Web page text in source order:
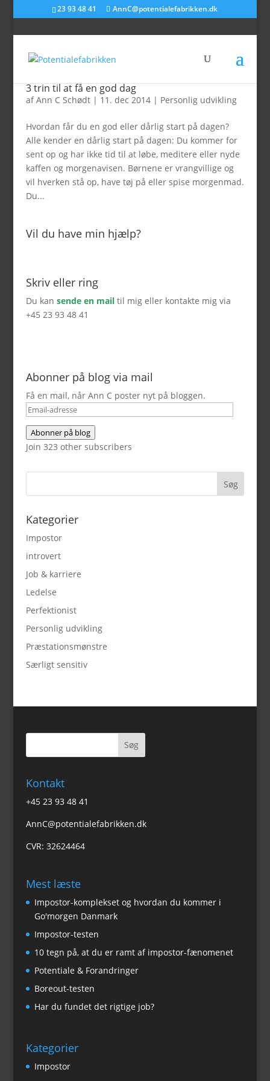
23 93 48 41 AnnC@potentialefabrikken.dk
3 trin til at få en god dag
afAnn C Schødt| 11. dec 2014| Personlig udvikling
Hvordan får du en god eller dårlig start på dagen?
Alle kender en dårlig start på dagen: Du kommer for
sent op og har ikke tid til at løbe, meditere eller nyde
kaffen og morgenavisen. Børnene er vrangvillige og
vil hverken stå op, have tøj på eller spise morgenmad.
Du...
Vil du have min hjælp?
Skriv eller ring
Du kan sende en mail til mig eller kontakte mig via
+45 23 93 48 41
Abonner på blog via mail
Få en mail, når Ann C poster nyt på bloggen.
Email-
adresse
Abonner på blog
Join 323 other subscribers
Kategorier
Impostor
introvert
Job & karriere
Ledelse
Perfektionist
Personlig udvikling
Præstationsmønstre
Særligt sensitiv
Kontakt
+45 23 93 48 41
AnnC@potentialefabrikken.dk
CVR: 32624464
Mest læste
Impostor-komplekset og hvordan du kommer i
Go'morgen Danmark
Impostor-testen
10 tegn på, at du er ramt af impostor-fænomenet
Potentiale & Forandringer
Boreout-testen
Har du fundet det rigtige job?
Kategorier
Impostor